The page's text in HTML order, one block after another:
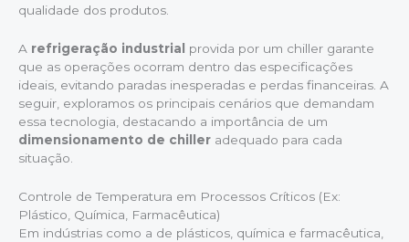
qualidade dos produtos.
A refrigeração industrial
provida por um chiller garante
que as operações ocorram dentro das especificações
ideais, evitando paradas inesperadas e perdas financeiras. A
seguir, exploramos os principais cenários que demandam
essa tecnologia, destacando a importância de um
dimensionamento de chiller adequado para cada
situação.
Controle de Temperatura em Processos Críticos (Ex:
Plástico, Química, Farmacêutica)
Em indústrias como a de plásticos, química e farmacêutica,